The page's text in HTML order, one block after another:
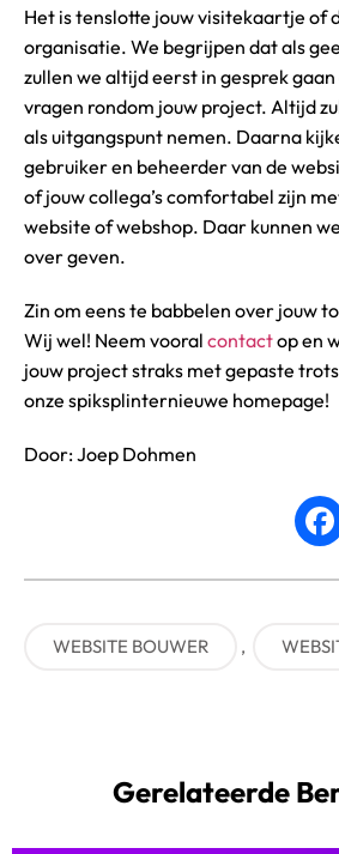
Het is tenslotte jouw visitekaartje of
organisatie. We begrijpen dat als
zullen we altijd eerst in gesprek
vragen rondom jouw project. Altijd
als uitgangspunt nemen. Daarna
gebruiker en beheerder van de
of jouw collega’s comfortabel zijn
website of webshop. Daar kunnen
over geven.
Zin om eens te babbelen over jouw
Wij wel! Neem vooral contactop en
jouw project straks met gepaste
onze spiksplinternieuwe homepage!
Door: Joep Dohmen
WEBSITE BOUWER ,
Gerelateerde